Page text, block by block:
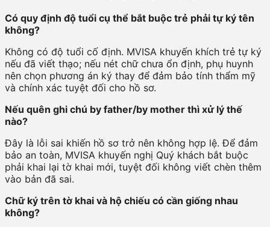
Có quy định độ tuổi cụ thể bắt buộc trẻ phải tự ký tên
không?
Không có độ tuổi cố định. MVISA khuyến khích trẻ tự ký
nếu đã viết thạo; nếu nét chữ chưa ổn định, phụ huynh
nên chọn phương án ký thay để đảm bảo tính thẩm mỹ
và chính xác tuyệt đối cho hồ sơ.
Nếu quên ghi chú by father/by mother thì xử lý thế
nào?
Đây là lỗi sai khiến hồ sơ trở nên không hợp lệ. Để đảm
bảo an toàn, MVISA khuyến nghị Quý khách bắt buộc
phải khai lại tờ khai mới, tuyệt đối không viết chèn thêm
vào bản đã sai.
Chữ ký trên tờ khai và hộ chiếu có cần giống nhau
không?